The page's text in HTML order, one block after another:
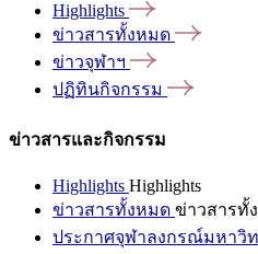
Highlights
ข่าวสารทั้งหมด
ข่าวจุฬาฯ
ปฏิทินกิจกรรม
ข่าวสารและกิจกรรม
Highlights Highlights
ข่าวสารทั้งหมด ข่าวสารทั้
ประกาศจุฬาลงกรณ์มหาวิ